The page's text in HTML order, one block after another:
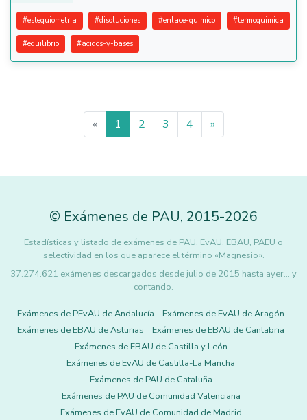
#estequiometria #disoluciones #enlace-quimico #termoquimica
#equilibrio #acidos-y-bases
« 1 2 3 4 »
© Exámenes de PAU, 2015-2026
Estadísticas y listado de exámenes de PAU, EvAU, EBAU, PAEU o
selectividad en los que aparece el término «Magnesio».
37.274.621 exámenes descargados desde julio de 2015 hasta ayer... y
contando.
Exámenes de PEvAU de Andalucía
Exámenes de EvAU de Aragón
Exámenes de EBAU de Asturias
Exámenes de EBAU de Cantabria
Exámenes de EBAU de Castilla y León
Exámenes de EvAU de Castilla-La Mancha
Exámenes de PAU de Cataluña
Exámenes de PAU de Comunidad Valenciana
Exámenes de EvAU de Comunidad de Madrid